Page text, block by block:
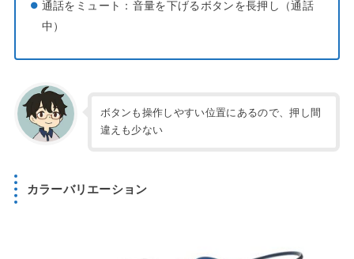
通話をミュート：音量を下げるボタンを長押し（通話
中）
ボタンも操作しやすい位置にあるので、押し間
違えも少ない
カラーバリエーション